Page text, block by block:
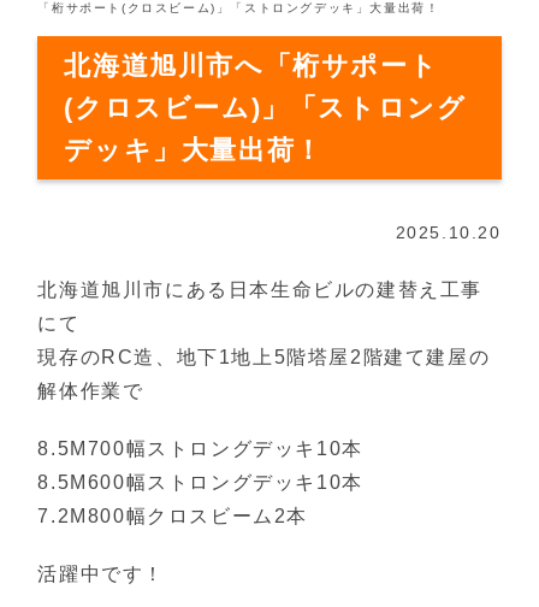
「桁サポート(クロスビーム)」「ストロングデッキ」大量出荷！
北海道旭川市へ「桁サポート
(クロスビーム)」「ストロング
デッキ」大量出荷！
2025.10.20
北海道旭川市にある日本生命ビルの建替え工事
にて
現存のRC造、地下1地上5階塔屋2階建て建屋の
解体作業で
8.5M700幅ストロングデッキ10本
8.5M600幅ストロングデッキ10本
7.2M800幅クロスビーム2本
活躍中です！